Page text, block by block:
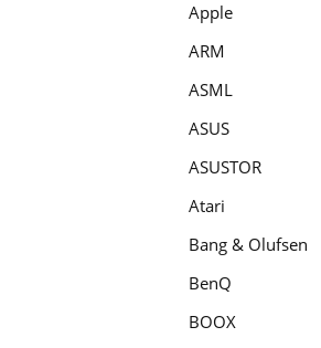
Apple
ARM
ASML
ASUS
ASUSTOR
Atari
Bang & Olufsen
BenQ
BOOX